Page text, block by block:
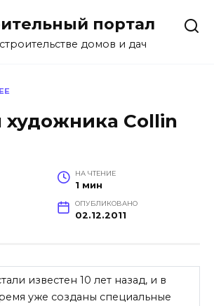
портал
домов и дач
художника Collin
НА ЧТЕНИЕ
1 мин
ОПУБЛИКОВАНО
02.12.2011
известен 10 лет назад, и в
уже созданы специальные